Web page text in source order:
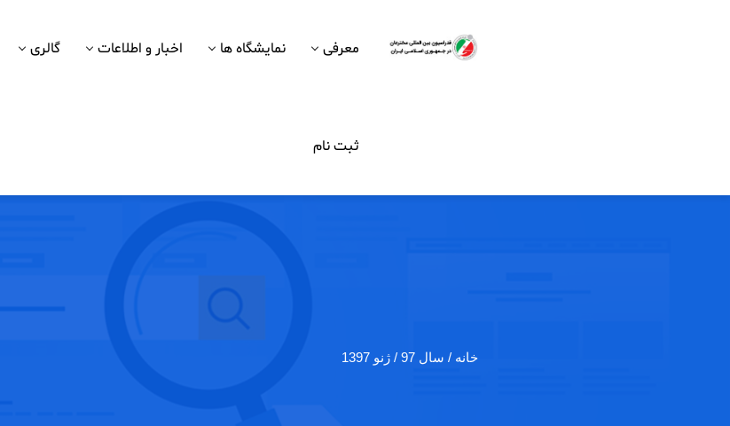
معرفی نمایشگاه ها اخبار و اطلاعات گالری
ثبت نام
خانه / سال 97 / ژنو 1397